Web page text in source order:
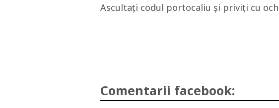
Ascultaţi codul portocaliu şi priviţi cu
Comentarii facebook: